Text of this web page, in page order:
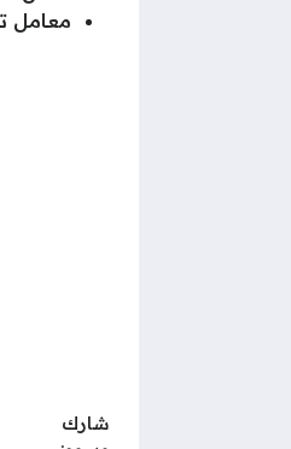
معامل
شارك